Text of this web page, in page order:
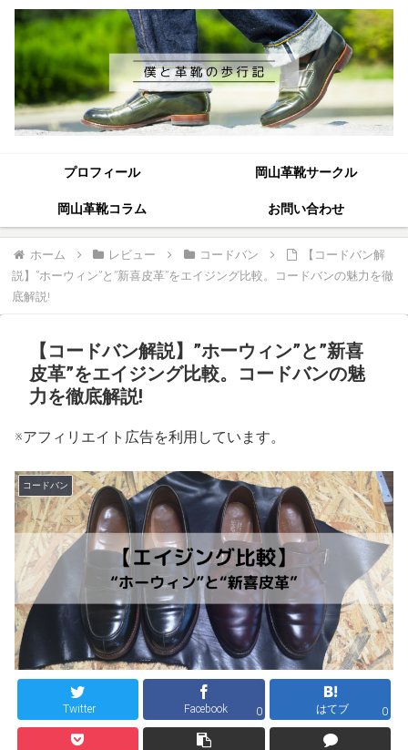
プロフィール 岡山革靴サークル
岡山革靴コラム お問い合わせ
ホーム レビュー コードバン
【コードバン解
説】”ホーウィン”と”新喜皮革”をエイジング比較。コードバンの魅力を徹
底解説!
【コードバン解説】”ホーウィン”と”新喜
皮革”をエイジング比較。コードバンの魅
力を徹底解説!
※アフィリエイト広告を利用しています。
コードバン
Twitter Facebook 0 はてブ 0